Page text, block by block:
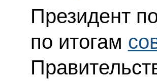
Президент
по итогам